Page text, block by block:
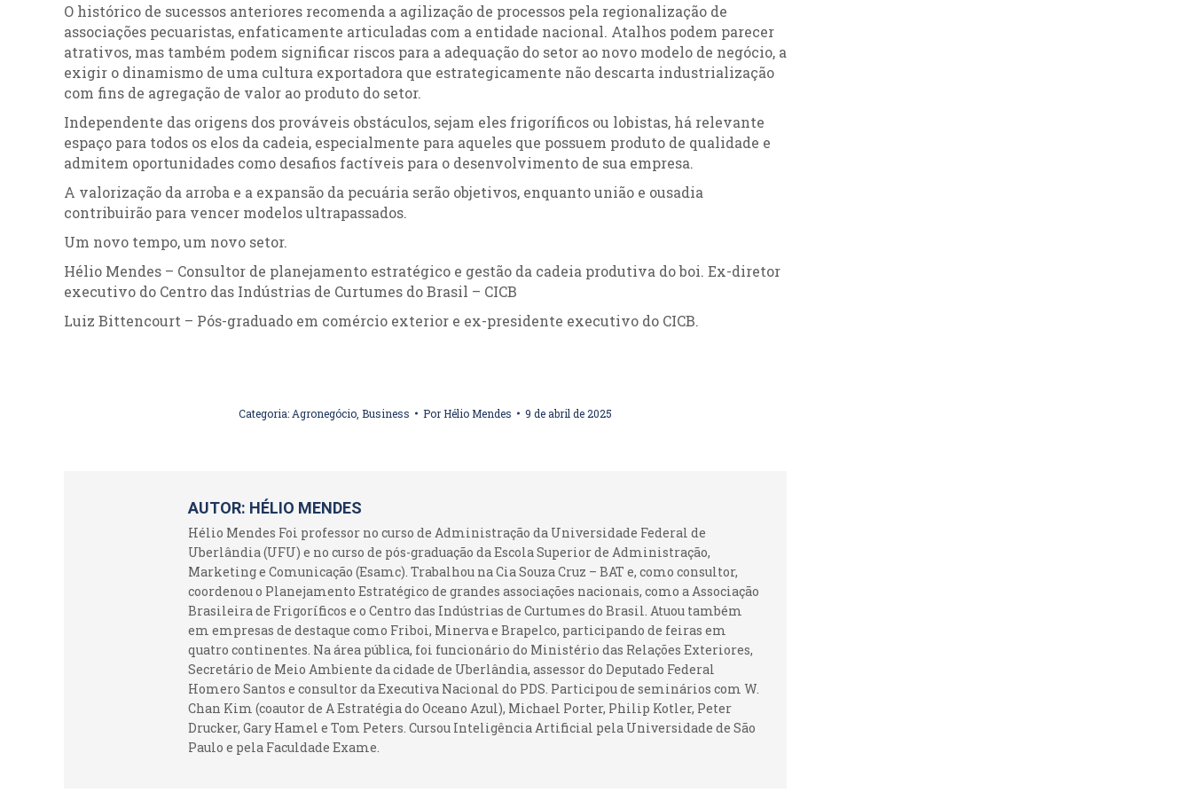
O histórico de sucessos anteriores recomenda a agilização de processos pela regionalização de
associações pecuaristas, enfaticamente articuladas com a entidade nacional. Atalhos podem parecer
atrativos, mas também podem significar riscos para a adequação do setor ao novo modelo de negócio, a
exigir o dinamismo de uma cultura exportadora que estrategicamente não descarta industrialização
com fins de agregação de valor ao produto do setor.
Independente das origens dos prováveis obstáculos, sejam eles frigoríficos ou lobistas, há relevante
espaço para todos os elos da cadeia, especialmente para aqueles que possuem produto de qualidade e
admitem oportunidades como desafios factíveis para o desenvolvimento de sua empresa.
A valorização da arroba e a expansão da pecuária serão objetivos, enquanto união e ousadia
contribuirão para vencer modelos ultrapassados.
Um novo tempo, um novo setor.
Hélio Mendes – Consultor de planejamento estratégico e gestão da cadeia produtiva do boi. Ex-diretor
executivo do Centro das Indústrias de Curtumes do Brasil – CICB
Luiz Bittencourt – Pós-graduado em comércio exterior e ex-presidente executivo do CICB.
Categoria: Agronegócio Business PorHélio Mendes 9 de abril de 2025
AUTOR: HÉLIO MENDES
Hélio Mendes Foi professor no curso de Administração da Universidade Federal de
Uberlândia (UFU) e no curso de pós-graduação da Escola Superior de Administração,
Marketing e Comunicação (Esamc). Trabalhou na Cia Souza Cruz – BAT e, como consultor,
coordenou o Planejamento Estratégico de grandes associações nacionais, como a Associação
Brasileira de Frigoríficos e o Centro das Indústrias de Curtumes do Brasil. Atuou também
em empresas de destaque como Friboi, Minerva e Brapelco, participando de feiras em
quatro continentes. Na área pública, foi funcionário do Ministério das Relações Exteriores,
Secretário de Meio Ambiente da cidade de Uberlândia, assessor do Deputado Federal
Homero Santos e consultor da Executiva Nacional do PDS. Participou de seminários com W.
Chan Kim (coautor de A Estratégia do Oceano Azul), Michael Porter, Philip Kotler, Peter
Drucker, Gary Hamel e Tom Peters. Cursou Inteligência Artificial pela Universidade de São
Paulo e pela Faculdade Exame.